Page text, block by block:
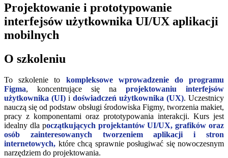
Projektowanie i prototypowanie
interfejsów użytkownika UI/UX aplikacji
mobilnych
O szkoleniu
To szkolenie to kompleksowe wprowadzenie do programu
Figma, koncentrujące się na projektowaniu interfejsów
użytkownika (UI) i doświadczeń użytkownika (UX). Uczestnicy
nauczą się od podstaw obsługi środowiska Figmy, tworzenia makiet,
pracy z komponentami oraz prototypowania interakcji. Kurs jest
idealny dla początkujących projektantów UI/UX, grafików oraz
osób zainteresowanych tworzeniem aplikacji i stron
internetowych, które chcą sprawnie posługiwać się nowoczesnym
narzędziem do projektowania.